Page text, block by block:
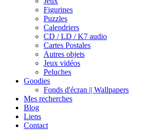
Figurines
Puzzles
Calendriers
CD / LD / K7 audio
Cartes Postales
Autres objets
Jeux vidéos
Peluches
Goodies
Fonds d'écran || Wallpapers
Mes recherches
Blog
Liens
Contact